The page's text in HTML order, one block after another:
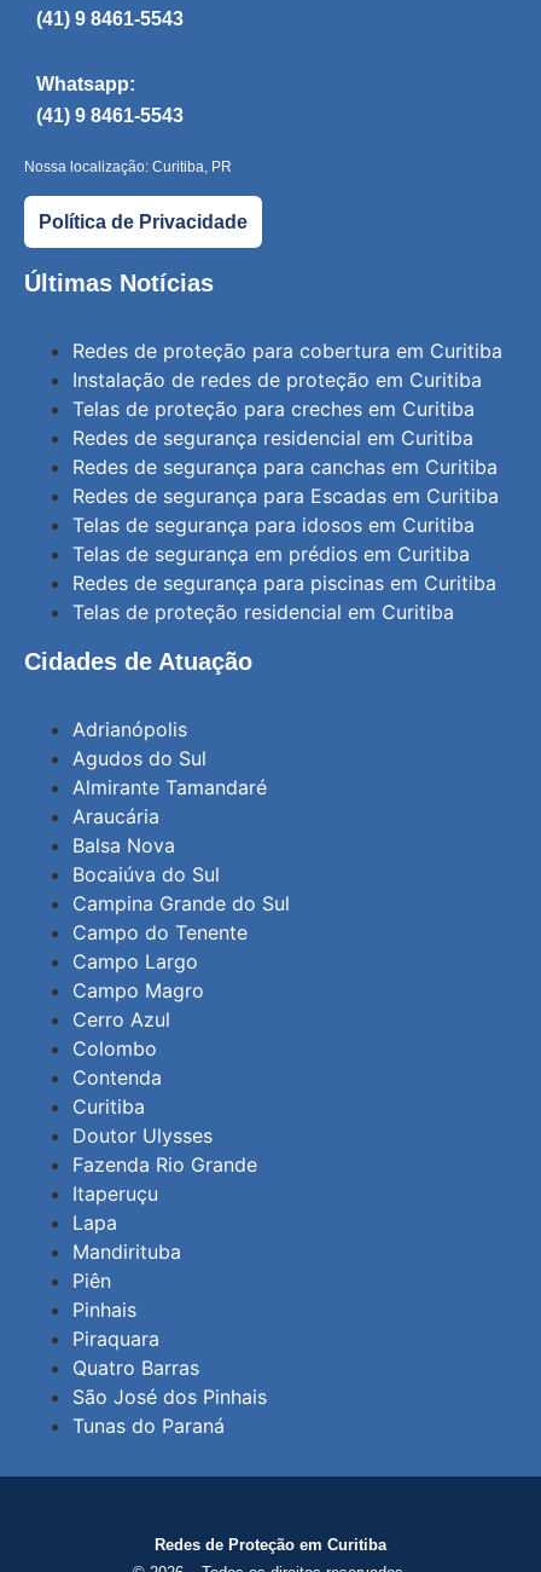
(41) 9 8461-5543
Whatsapp:
(41) 9 8461-5543
Nossa localização: Curitiba, PR
Política de Privacidade
Últimas Notícias
Redes de proteção para cobertura em Curitiba
Instalação de redes de proteção em Curitiba
Telas de proteção para creches em Curitiba
Redes de segurança residencial em Curitiba
Redes de segurança para canchas em Curitiba
Redes de segurança para Escadas em Curitiba
Telas de segurança para idosos em Curitiba
Telas de segurança em prédios em Curitiba
Redes de segurança para piscinas em Curitiba
Telas de proteção residencial em Curitiba
Cidades de Atuação
Adrianópolis
Agudos do Sul
Almirante Tamandaré
Araucária
Balsa Nova
Bocaiúva do Sul
Campina Grande do Sul
Campo do Tenente
Campo Largo
Campo Magro
Cerro Azul
Colombo
Contenda
Curitiba
Doutor Ulysses
Fazenda Rio Grande
Itaperuçu
Lapa
Mandirituba
Piên
Pinhais
Piraquara
Quatro Barras
São José dos Pinhais
Tunas do Paraná
Redes de Proteção em Curitiba